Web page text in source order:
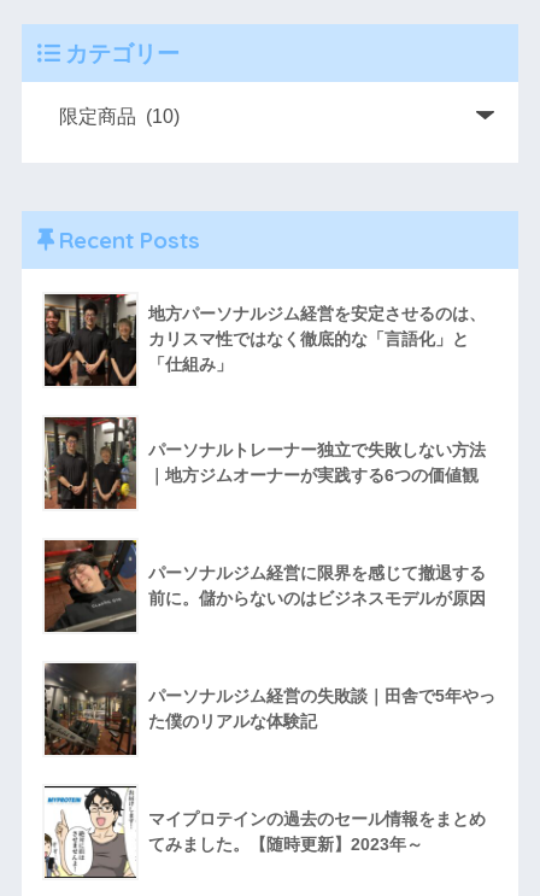
カテゴリー
Recent Posts
地方パーソナルジム経営を安定させるのは、
カリスマ性ではなく徹底的な「言語化」と
「仕組み」
パーソナルトレーナー独立で失敗しない方法
｜地方ジムオーナーが実践する6つの価値観
パーソナルジム経営に限界を感じて撤退する
前に。儲からないのはビジネスモデルが原因
パーソナルジム経営の失敗談｜田舎で5年やっ
た僕のリアルな体験記
マイプロテインの過去のセール情報をまとめ
てみました。【随時更新】2023年～